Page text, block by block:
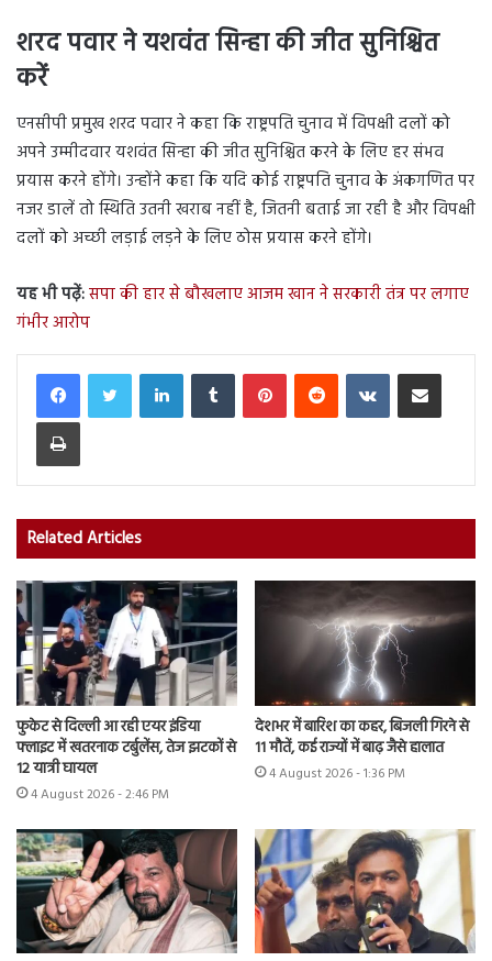
शरद पवार ने यशवंत सिन्हा की जीत सुनिश्चित
करें
एनसीपी प्रमुख शरद पवार ने कहा कि राष्ट्रपति चुनाव में विपक्षी दलों को
अपने उम्मीदवार यशवंत सिन्हा की जीत सुनिश्चित करने के लिए हर संभव
प्रयास करने होंगे। उन्होंने कहा कि यदि कोई राष्ट्रपति चुनाव के अंकगणित पर
नजर डालें तो स्थिति उतनी खराब नहीं है, जितनी बताई जा रही है और विपक्षी
दलों को अच्छी लड़ाई लड़ने के लिए ठोस प्रयास करने होंगे।
यह भी पढ़ें:सपा की हार से बौखलाए आजम खान ने सरकारी तंत्र पर लगाए
गंभीर आरोप
LinkedInTumblr PinterestReddit VKontakteShare via Email
Print
Related Articles
फुकेट से दिल्ली आ रही एयर इंडिया
फ्लाइट में खतरनाक टर्बुलेंस, तेज झटकों से
12 यात्री घायल
4 August 2026 - 2:46 PM
देशभर में बारिश का कहर, बिजली गिरने से
11 मौतें, कई राज्यों में बाढ़ जैसे हालात
4 August 2026 - 1:36 PM